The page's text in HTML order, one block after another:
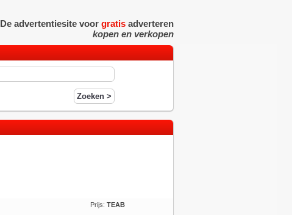
De advertentiesite voor gratisadverteren
kopen en verkopen
Prijs: TEAB